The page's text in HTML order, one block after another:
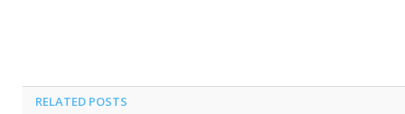
RELATED POSTS